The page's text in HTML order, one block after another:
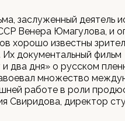
заслуженный деятель
Венера Юмагулова, и
хорошо известны
документальный фильм
два дня» о русском
множество
работе в роли
Свиридова, директор